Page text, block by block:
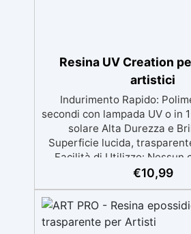
poliuretaniche
Resina UV Creation
artistici
Indurimento Rapido:
secondi con lampada UV o in
solare Alta Durezza e
Superficie lucida,
Facilità di Utilizzo: Nessun
richiesto, applicala e
decorazioni personalizzate
Non lascia superfici
pulito e sicuro
€10,99